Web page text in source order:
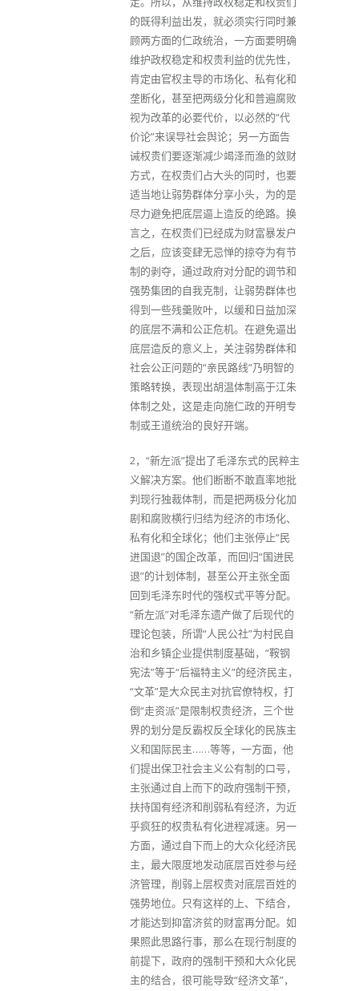
的既得利益出发，就必须实行同时兼
顾两方面的仁政统治，一方面要明确
维护政权稳定和权贵利益的优先性，
肯定由官权主导的市场化、私有化和
垄断化，甚至把两级分化和普遍腐败
视为改革的必要代价，以必然的“代
价论”来误导社会舆论；另一方面告
诫权贵们要逐渐减少竭泽而渔的敛财
方式，在权贵们占大头的同时，也要
适当地让弱势群体分享小头，为的是
尽力避免把底层逼上造反的绝路。换
言之，在权贵们已经成为财富暴发户
之后，应该变肆无忌惮的掠夺为有节
制的剥夺，通过政府对分配的调节和
强势集团的自我克制，让弱势群体也
得到一些残羹败叶，以缓和日益加深
的底层不满和公正危机。在避免逼出
底层造反的意义上，关注弱势群体和
社会公正问题的“亲民路线”乃明智的
策略转换，表现出胡温体制高于江朱
体制之处，这是走向施仁政的开明专
制或王道统治的良好开端。
2，“新左派”提出了毛泽东式的民粹主
义解决方案。他们断断不敢直率地批
判现行独裁体制，而是把两极分化加
剧和腐败横行归结为经济的市场化、
私有化和全球化；他们主张停止“民
进国退”的国企改革，而回归“国进民
退”的计划体制，甚至公开主张全面
回到毛泽东时代的强权式平等分配。
“新左派”对毛泽东遗产做了后现代的
理论包装，所谓“人民公社”为村民自
治和乡镇企业提供制度基础，“鞍钢
宪法”等于“后福特主义”的经济民主，
“文革”是大众民主对抗官僚特权，打
倒“走资派”是限制权贵经济，三个世
界的划分是反霸权反全球化的民族主
义和国际民主……等等，一方面，他
们提出保卫社会主义公有制的口号，
主张通过自上而下的政府强制干预，
扶持国有经济和削弱私有经济，为近
乎疯狂的权贵私有化进程减速。另一
方面，通过自下而上的大众化经济民
主，最大限度地发动底层百姓参与经
济管理，削弱上层权贵对底层百姓的
强势地位。只有这样的上、下结合，
才能达到抑富济贫的财富再分配。如
果照此思路行事，那么在现行制度的
前提下，政府的强制干预和大众化民
主的结合，很可能导致“经济文革”，